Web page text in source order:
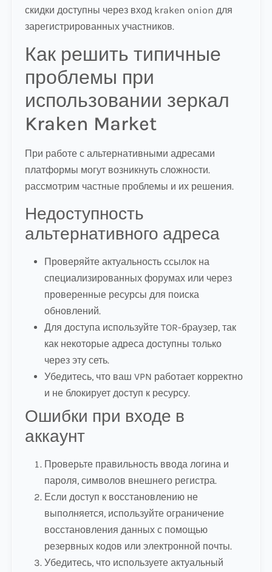
скидки доступны через вход kraken onion для
зарегистрированных участников.
Как решить типичные
проблемы при
использовании зеркал
Kraken Market
При работе с альтернативными адресами
платформы могут возникнуть сложности.
рассмотрим частные проблемы и их решения.
Недоступность
альтернативного адреса
Проверяйте актуальность ссылок на
специализированных форумах или через
проверенные ресурсы для поиска
обновлений.
Для доступа используйте TOR-браузер, так
как некоторые адреса доступны только
через эту сеть.
Убедитесь, что ваш VPN работает корректно
и не блокирует доступ к ресурсу.
Ошибки при входе в
аккаунт
Проверьте правильность ввода логина и
пароля, символов внешнего регистра.
Если доступ к восстановлению не
выполняется, используйте ограничение
восстановления данных с помощью
резервных кодов или электронной почты.
Убедитесь, что используете актуальный